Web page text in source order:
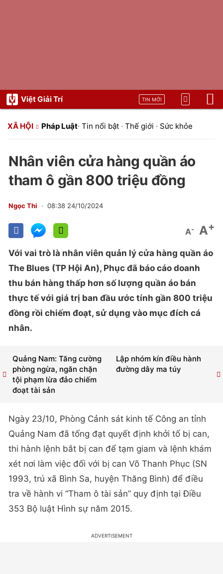
Việt Giải Trí TIN MỚI
XÃ HỘI Pháp Luật· Tin nổi bật · Thế giới · Sức khỏe
Nhân viên cửa hàng quần áo
tham ô gần 800 triệu đồng
Ngọc Thi 08:38 24/10/2024
A- A+
Với vai trò là nhân viên quản lý cửa hàng quần áo
The Blues (TP Hội An), Phục đã báo cáo doanh
thu bán hàng thấp hơn số lượng quần áo bán
thực tế với giá trị ban đầu ước tính gần 800 triệu
đồng rồi chiếm đoạt, sử dụng vào mục đích cá
nhân.
Lập nhóm kín điều hành
đường dây ma túy
Quảng Nam: Tăng cường
phòng ngừa, ngăn chặn
tội phạm lừa đảo chiếm
đoạt tài sản
Ngày 23/10, Phòng Cảnh sát kinh tế Công an tỉnh
Quảng Nam đã tống đạt quyết định khởi tố bị can,
thi hành lệnh bắt bị can để tạm giam và lệnh khám
xét nơi làm việc đối với bị can Võ Thanh Phục (SN
1993, trú xã Bình Sa, huyện Thăng Bình) để điều
tra về hành vi “Tham ô tài sản” quy định tại Điều
353 Bộ luật Hình sự năm 2015.